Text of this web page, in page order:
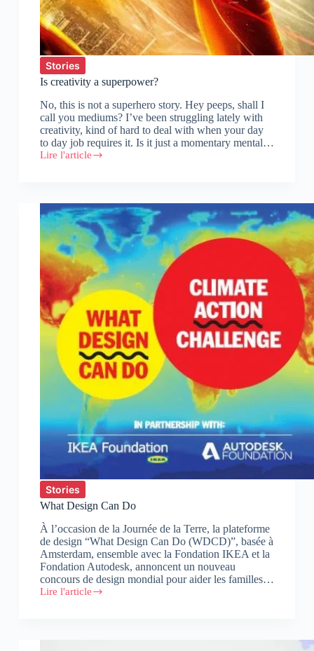
Stories
Is creativity a superpower?
No, this is not a superhero story. Hey peeps, shall I
call you mediums? I’ve been struggling lately with
creativity, kind of hard to deal with when your day
to day job requires it. Is it just a momentary mental…
Lire l'article
Is
Stories
What Design Can Do
À l’occasion de la Journée de la Terre, la plateforme
de design “What Design Can Do (WDCD)”, basée à
Amsterdam, ensemble avec la Fondation IKEA et la
Fondation Autodesk, annoncent un nouveau
concours de design mondial pour aider les familles…
Lire l'article
What